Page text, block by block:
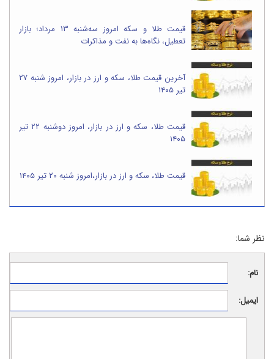
قیمت طلا و سکه امروز سه‌شنبه ۱۳ مرداد؛ بازار
تعطیل، نگاه‌ها به نفت و مذاکرات
آخرین قیمت طلا، سکه و ارز در بازار، امروز شنبه ۲۷
تیر ۱۴۰۵
قیمت طلا، سکه و ارز در بازار، امروز دوشنبه ۲۲ تیر
۱۴۰۵
قیمت طلا، سکه و ارز در بازار،امروز شنبه ۲۰ تیر ۱۴۰۵
نظر شما:
نام:
ایمیل: